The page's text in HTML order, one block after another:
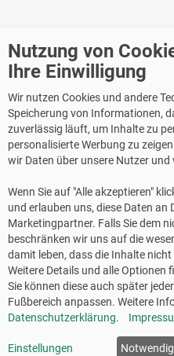
Wir versenden mit
Lieferung auch an
Postfilialen
Samstagszustellung
2 Jahre
schriftliche Erlaubnis
Nutzung von
Ihre Einwilligung
Wir nutzen Cookies und andere
Speicherung von Informationen,
zuverlässig läuft, um Inhalte zu
personalisierte Werbung zu
wir Daten über unsere Nutzer
Wenn Sie auf "Alle akzeptieren"
und erlauben uns, diese Daten
Marketingpartner. Falls Sie dem
beschränken wir uns auf die
damit leben, dass die Inhalte
Weitere Details und alle Optionen
Sie können diese auch später
Fußbereich anpassen. Weitere
Datenschutzerklärung.
Einstellungen